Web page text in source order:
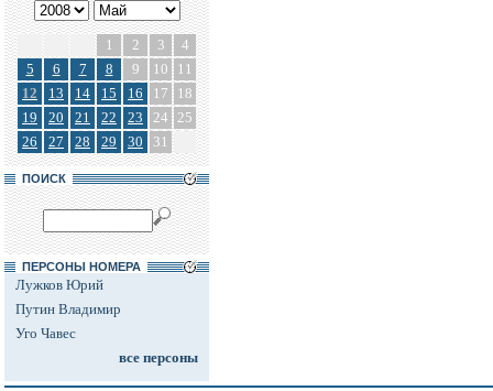
1 2 3
4
5
6 7 8 9 10
11
12
13 14 15 16 17
18
19
20 21 22 23 24 25
26
27 28 29 30 31
ПОИСК
ПЕРСОНЫ НОМЕРА
Лужков Юрий
Путин Владимир
Уго Чавес
все персоны